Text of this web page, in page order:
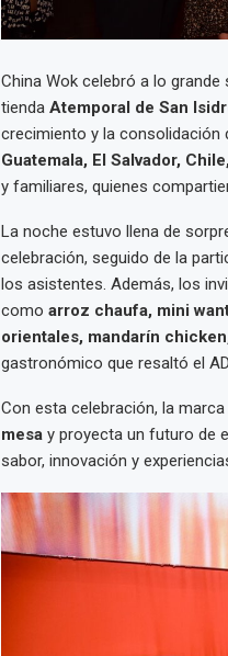
China Wok celebró a lo grande
tienda Atemporal de San
crecimiento y la consolidación
Guatemala, El Salvador,
y familiares, quienes
La noche estuvo llena de
celebración, seguido de la
los asistentes. Además, los
como arroz chaufa, mini
orientales, mandarín
gastronómico que resaltó el
Con esta celebración, la
mesay proyecta un futuro de
sabor, innovación y